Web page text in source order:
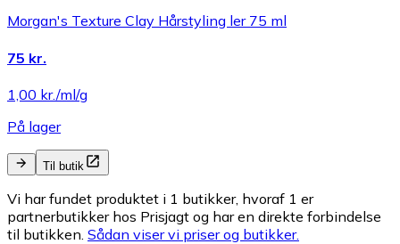
Morgan's Texture Clay Hårstyling ler 75 ml
75 kr.
1,00 kr./ml/g
På lager
Til butik
Vi har fundet produktet i 1 butikker, hvoraf 1 er
partnerbutikker hos Prisjagt og har en direkte forbindelse
til butikken. Sådan viser vi priser og butikker.